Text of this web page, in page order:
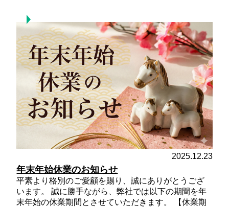
2025.12.23
年末年始休業のお知らせ
平素より格別のご愛顧を賜り、誠にありがとうござ
います。 誠に勝手ながら、弊社では以下の期間を年
末年始の休業期間とさせていただきます。
【休業期